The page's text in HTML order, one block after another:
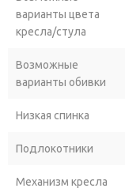
варианты цвета
кресла/стула
Возможные
варианты обивки
Низкая спинка
Подлокотники
Механизм кресла